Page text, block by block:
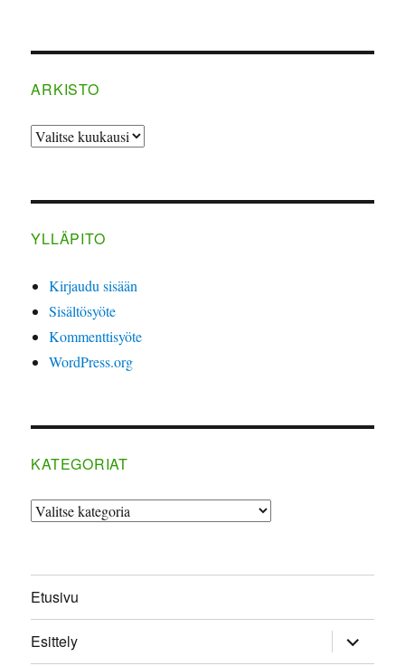
ARKISTO
ARKISTO
YLLÄPITO
Kirjaudu sisään
Sisältösyöte
Kommenttisyöte
WordPress.org
KATEGORIAT
Kategoriat
Etusivu
Esittely näytä
alavalikko